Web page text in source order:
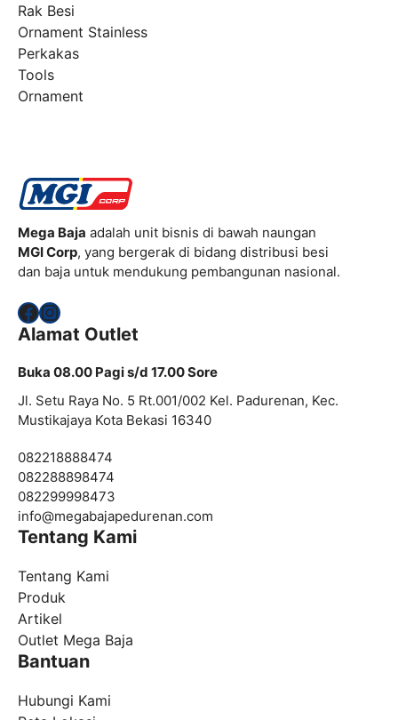
Rak Besi
Ornament Stainless
Perkakas
Tools
Ornament
Mega Baja adalah unit bisnis di bawah naungan
MGI Corp, yang bergerak di bidang distribusi besi
dan baja untuk mendukung pembangunan nasional.
Facebook
Instagram
Alamat Outlet
Buka 08.00 Pagi s/d 17.00 Sore
Jl. Setu Raya No. 5 Rt.001/002 Kel. Padurenan, Kec.
Mustikajaya Kota Bekasi 16340
082218888474
082288898474
082299998473
info@megabajapedurenan.com
Tentang Kami
Tentang Kami
Produk
Artikel
Outlet Mega Baja
Bantuan
Hubungi Kami